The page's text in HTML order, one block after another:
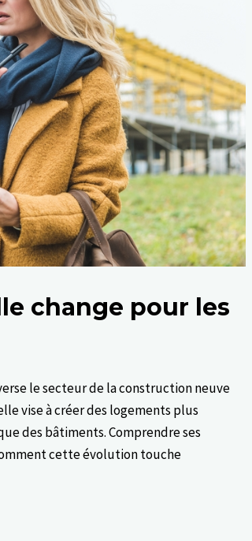
change pour les
le secteur de la construction neuve
vise à créer des logements plus
des bâtiments. Comprendre ses
cette évolution touche